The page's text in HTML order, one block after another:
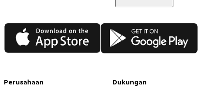
App Store Google Play
Perusahaan Dukungan